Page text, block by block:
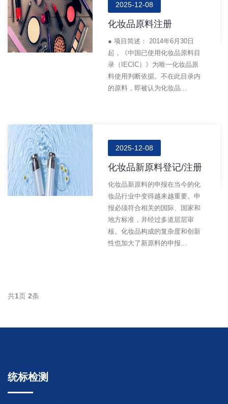
2025-12-08
化妆品原料注册
● 项目简述： 2014年6月30日
起，《中国已使用化妆品原料目
录（IECIC）》为唯一化妆品原
料使用判断依据。不在此目录内
的原料，即被认为化妆品...
2025-12-08
化妆品新原料登记/注册
化妆品新原料的申报在当今的化
妆品行业中变得越来越重要。申
报必须符合相关的国际、国家和
地方标准，并经过多道层层审
核。化妆品构成的复杂度和创新
性也加大了新原料的申报...
共1页 2条
统标检测